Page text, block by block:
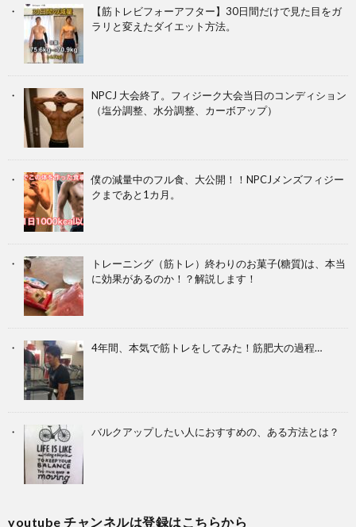
【筋トレビフォーアフター】30日間だけで見た目をガ
ラリと変えたダイエット方法。
NPCJ 大会終了。フィジーク大会当日のコンディション
（塩分調整、水分調整、カーボアップ）
僕の減量中のフル食、大公開！！NPCJメンズフィジー
クまであと1カ月。
トレーニング（筋トレ）終わりのお菓子(糖質)は、本当
に効果があるのか！？解説します！
4年間、本気で筋トレをしてみた！筋肥大の過程…
バルクアップしたい人におすすめの、ある方法とは？
youtube チャンネルは登録はこちらから